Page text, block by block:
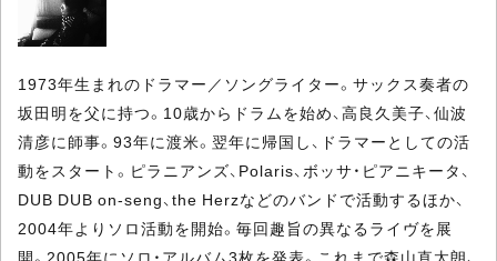
1973年生まれのドラマー／ソングライター。サックス奏者の
坂田明を父に持つ。10歳からドラムを始め、高良久美子、仙波
清彦に師事。93年に渡米。翌年に帰国し、ドラマーとしての活
動をスタート。ピラニアンズ、Polaris、ボッサ・ピアニキータ、
DUB DUB on-seng、the Herzなどのバンドで活動するほか、
2004年よりソロ活動を開始。毎回趣旨の異なるライヴを展